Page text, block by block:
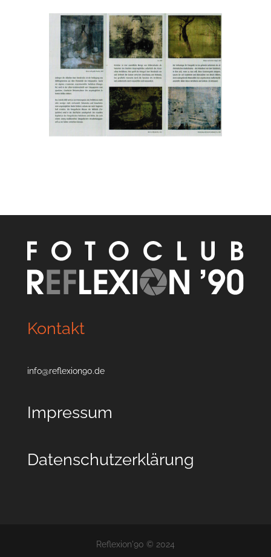
Kontakt
info@reflexion90.de
Impressum
Datenschutzerklärung
Reflexion'90 © 2024